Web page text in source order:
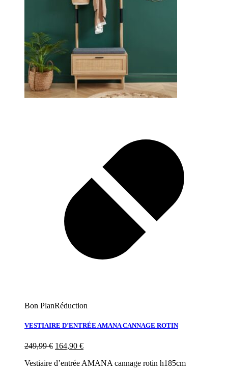
Bon PlanRéduction
VESTIAIRE D’ENTRÉE AMANA CANNAGE ROTIN
249,99€ 164,90 €
Vestiaire d’entrée AMANA cannage rotin h185cm